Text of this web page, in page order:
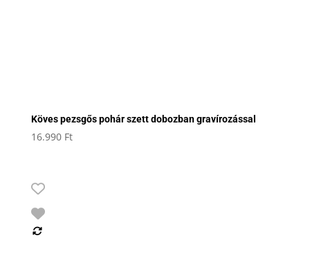
Köves pezsgős pohár szett dobozban gravírozással
16.990 Ft